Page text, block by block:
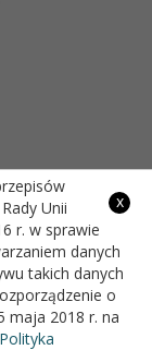
x
Unii
r. w sprawie
danych
takich danych
o
maja 2018 r. na
Polityka